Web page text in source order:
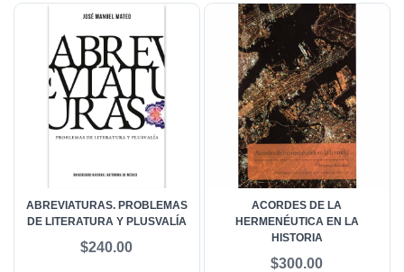
ABREVIATURAS. PROBLEMAS
DE LITERATURA Y PLUSVALÍA
$240.00
ACORDES DE LA
HERMENÉUTICA EN LA
HISTORIA
$300.00